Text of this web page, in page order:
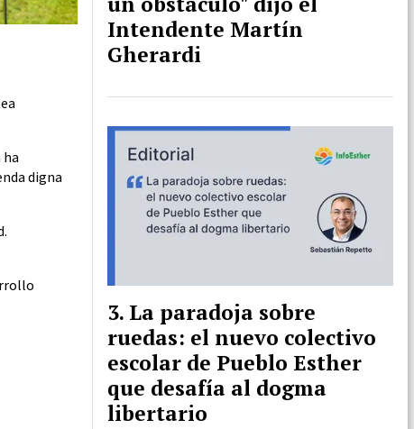
digna
Intendente Martín
Gherardi
La paradoja sobre
ruedas: el nuevo colectivo
escolar de Pueblo Esther
que desafía al dogma
libertario